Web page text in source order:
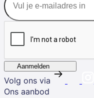
Aanmelden
Volg ons via
Ons aanbod